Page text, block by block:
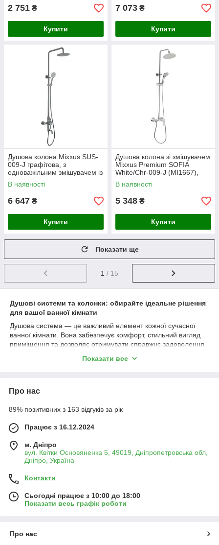
2 751 ₴
Купити
7 073 ₴
Купити
Душова колона Mixxus SUS-
009-J графітова, з
одноважільним змішувачем із
нержавіючої сталі SUS304,
картриджна система
В наявності
6 647 ₴
Купити
Душова колона зі змішувачем
Mixxus Premium SOFIA
White/Chr-009-J (MI1667),
латунний корпус, хромоване
покриття, білий колір, однор
В наявності
5 348 ₴
Купити
Показати ще
1 / 15
Душові системи та колонки: обирайте ідеальне рішення
для вашої ванної кімнати
Душова система — це важливий елемент кожної сучасної
ванної кімнати. Вона забезпечує комфорт, стильний вигляд
приміщення та дозволяє отримувати справжнє задоволення
колонки" ви знайдете все необхідне для створення
Що таке душові системи та колонки?
верхній і ручний душ, змішувач або термостат, іноді штангу
колонки, у свою чергу, є компактними рішеннями, що
об'єднують всі необхідні компоненти в одному виробі.
Основні переваги душових систем та колонок:
до класики.
Хромовані, матові та чорні покриття для будь-
Показати все
Про нас
89% позитивних з 163 відгуків за рік
Працює з 16.12.2024
м. Дніпро
вул. Квітки Основяненка 5, 49019, Дніпропетровська обл,
Дніпро, Україна
Контакти
Сьогодні працює з 10:00 до 18:00
Показати весь графік роботи
Про нас